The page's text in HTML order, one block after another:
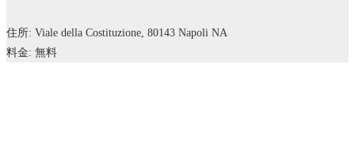
住所: Viale della Costituzione, 80143 Napoli NA
料金: 無料